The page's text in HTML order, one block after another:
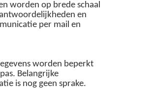
worden op brede schaal
en
per mail en
worden beperkt
Belangrijke
is nog geen sprake.